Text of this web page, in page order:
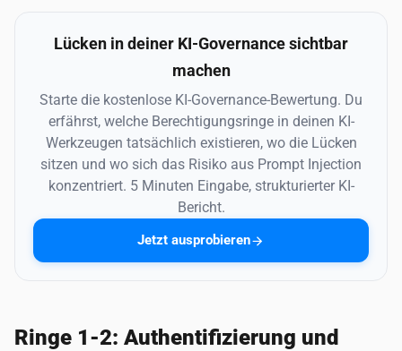
Lücken in deiner KI-Governance sichtbar
machen
Starte die kostenlose KI-Governance-Bewertung. Du
erfährst, welche Berechtigungsringe in deinen KI-
Werkzeugen tatsächlich existieren, wo die Lücken
sitzen und wo sich das Risiko aus Prompt Injection
konzentriert. 5 Minuten Eingabe, strukturierter KI-
Bericht.
Jetzt ausprobieren
Ringe 1-2: Authentifizierung und